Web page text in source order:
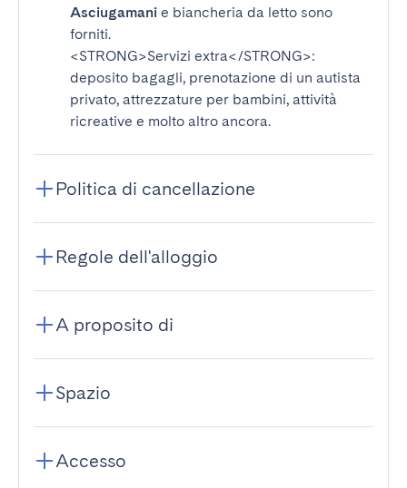
Asciugamani e biancheria da letto sono
forniti.
<STRONG>Servizi extra</STRONG>:
deposito bagagli, prenotazione di un autista
privato, attrezzature per bambini, attività
ricreative e molto altro ancora.
Politica di cancellazione
Regole dell'alloggio
A proposito di
Spazio
Accesso